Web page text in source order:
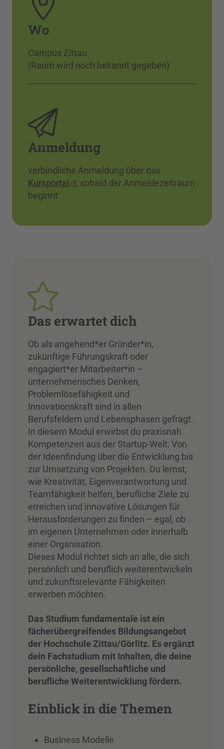
Wo
Campus Zittau
(Raum wird noch bekannt gegeben)
Anmeldung
verbindliche Anmeldung über das
Kursportal
, sobald der Anmeldezeitraum
beginnt
Das erwartet dich
Ob als angehend*er Gründer*in,
zukünftige Führungskraft oder
engagiert*er Mitarbeiter*in –
unternehmerisches Denken,
Problemlösefähigkeit und
Innovationskraft sind in allen
Berufsfeldern und Lebensphasen gefragt.
In diesem Modul erwirbst du praxisnah
Kompetenzen aus der Startup-Welt: Von
der Ideenfindung über die Entwicklung bis
zur Umsetzung von Projekten. Du lernst,
wie Kreativität, Eigenverantwortung und
Teamfähigkeit helfen, berufliche Ziele zu
erreichen und innovative Lösungen für
Herausforderungen zu finden – egal, ob
im eigenen Unternehmen oder innerhalb
einer Organisation.
Dieses Modul richtet sich an alle, die sich
persönlich und beruflich weiterentwickeln
und zukunftsrelevante Fähigkeiten
erwerben möchten.
Das Studium fundamentale ist ein
fächerübergreifendes Bildungsangebot
der Hochschule Zittau/Görlitz. Es ergänzt
dein Fachstudium mit Inhalten, die deine
persönliche, gesellschaftliche und
berufliche Weiterentwicklung fördern.
Einblick in die Themen
Business Modelle